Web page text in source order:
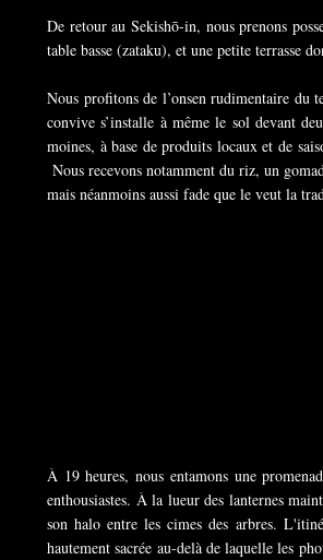
De retour au Sekishō-in, nous prenons
table basse (zataku), et une petite terrasse
Nous profitons de l’onsen rudimentaire du
convive s’installe à même le sol devant
moines, à base de produits locaux et de
Nous recevons notamment du riz, un
mais néanmoins aussi fade que le veut la
À 19 heures, nous entamons une
enthousiastes. À la lueur des lanternes
son halo entre les cimes des arbres.
hautement sacrée au-delà de laquelle les